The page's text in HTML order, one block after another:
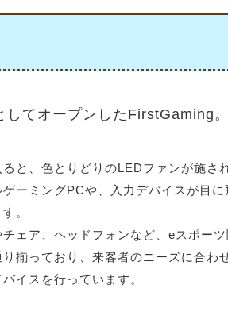
てオープンしたFirstGaming。
ると、色とりどりのLEDファンが施さ
ゲーミングPCや、入力デバイスが目に
。
チェア、ヘッドフォンなど、eスポー
揃っており、来客者のニーズに合わ
イスを行っています。